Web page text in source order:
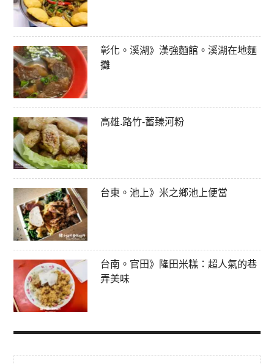
彰化。溪湖》漢強麵館。溪湖在地麵
攤
高雄.路竹-蓄臻河粉
台東。池上》米之鄉池上便當
台南。官田》隆田米糕：超人氣的巷
弄美味